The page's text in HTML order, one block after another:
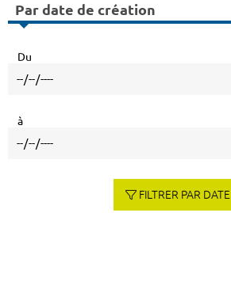
Par date de création
Du
à
FILTRER PAR DATE